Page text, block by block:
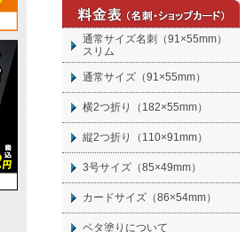
通常サイズ名刺（91×55mm）
スリム
通常サイズ（91×55mm）
横2つ折り（182×55mm）
縦2つ折り（110×91mm）
3号サイズ（85×49mm）
カードサイズ（86×54mm）
ベタ塗りについて